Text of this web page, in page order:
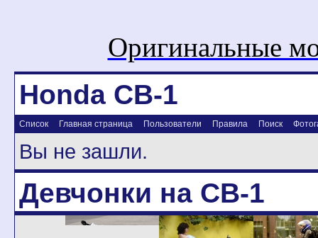
Оригинальные
Honda CB-1
Список Главная страница Пользователи Правила Поиск
Вы не зашли.
Девчонки на CB-1